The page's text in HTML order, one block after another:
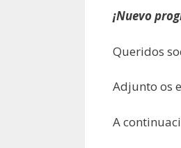
¡Nuevo
Queridos
Adjunto os
A